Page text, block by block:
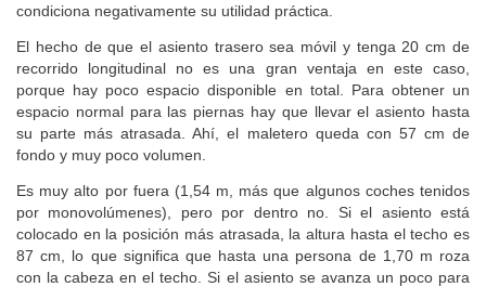
condiciona negativamente su utilidad práctica.
El hecho de que el asiento trasero sea móvil y tenga 20 cm de
recorrido longitudinal no es una gran ventaja en este caso,
porque hay poco espacio disponible en total. Para obtener un
espacio normal para las piernas hay que llevar el asiento hasta
su parte más atrasada. Ahí, el maletero queda con 57 cm de
fondo y muy poco volumen.
Es muy alto por fuera (1,54 m, más que algunos coches tenidos
por monovolúmenes), pero por dentro no. Si el asiento está
colocado en la posición más atrasada, la altura hasta el techo es
87 cm, lo que significa que hasta una persona de 1,70 m roza
con la cabeza en el techo. Si el asiento se avanza un poco para